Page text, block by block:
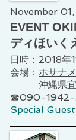
November
EVENT
ディほいく
日時：2018年
会場： ホサナ
沖縄県宜
☎090-1942-
Special